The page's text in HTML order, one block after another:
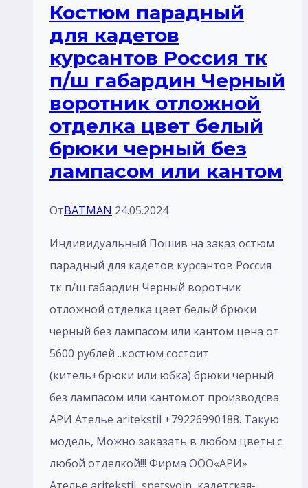
Костюм парадный
для кадетов
курсантов Россия тк
п/ш габардин Черный
воротник отложной
отделка цвет белый
брюки черный без
лaмпасом или кантом
ОтBATMAN 24.05.2024
Индивидуальный Пошив на заказ остюм
парадный для кадетов курсантов Россия
тк п/ш габардин Черный воротник
отложной отделка цвет белый брюки
черный без лaмпасом или кантом цена от
5600 рублей ..костюм состоит
(китель+брюки или юбка) брюки черный
без лaмпасом или кантом.от производсва
АРИ Ателье aritekstil +79226990188. Такую
модель, Mожно заказать в любом цветы с
любой отделкой!!! Фирма ООО«АРИ»
Ателье aritekstil, spetsvoin, кадетская-